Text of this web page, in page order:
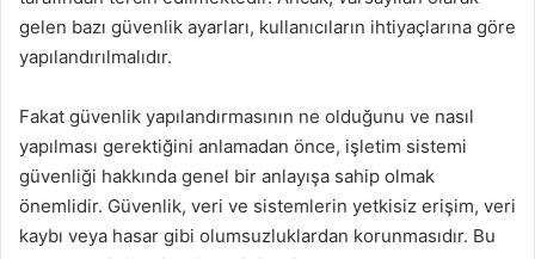
gelen bazı güvenlik ayarları, kullanıcıların ihtiyaçlarına göre
yapılandırılmalıdır.
Fakat güvenlik yapılandırmasının ne olduğunu ve nasıl
yapılması gerektiğini anlamadan önce, işletim sistemi
güvenliği hakkında genel bir anlayışa sahip olmak
önemlidir. Güvenlik, veri ve sistemlerin yetkisiz erişim, veri
kaybı veya hasar gibi olumsuzluklardan korunmasıdır. Bu